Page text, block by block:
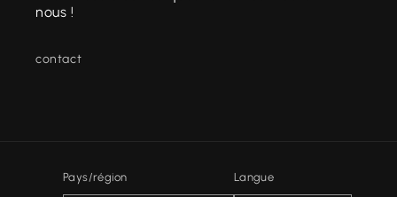
nous !
contact
Pays/région Langue